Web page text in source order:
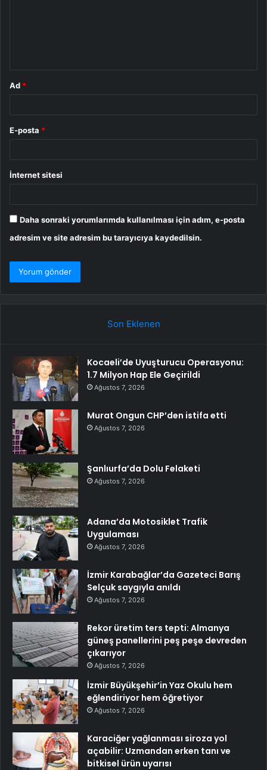
Ad *
E-posta *
İnternet sitesi
Daha sonraki yorumlarımda kullanılması için adım, e-posta
adresim ve site adresim bu tarayıcıya kaydedilsin.
Son Eklenen
Kocaeli’de Uyuşturucu Operasyonu:
1.7 Milyon Hap Ele Geçirildi
Ağustos 7, 2026
Murat Ongun CHP’den istifa etti
Ağustos 7, 2026
Şanlıurfa’da Dolu Felaketi
Ağustos 7, 2026
Adana’da Motosiklet Trafik
Uygulaması
Ağustos 7, 2026
İzmir Karabağlar’da Gazeteci Barış
Selçuk saygıyla anıldı
Ağustos 7, 2026
Rekor üretim ters tepti: Almanya
güneş panellerini peş peşe devreden
çıkarıyor
Ağustos 7, 2026
İzmir Büyükşehir’in Yaz Okulu hem
eğlendiriyor hem öğretiyor
Ağustos 7, 2026
Karaciğer yağlanması siroza yol
açabilir: Uzmandan erken tanı ve
bitkisel ürün uyarısı